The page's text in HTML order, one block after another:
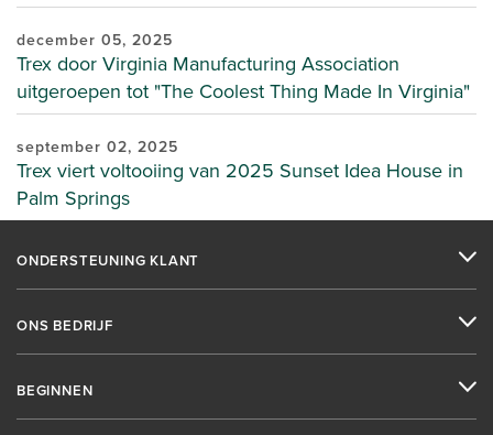
december 05, 2025
Trex door Virginia Manufacturing Association
uitgeroepen tot "The Coolest Thing Made In Virginia"
september 02, 2025
Trex viert voltooiing van 2025 Sunset Idea House in
Palm Springs
ONDERSTEUNING KLANT
ONS BEDRIJF
BEGINNEN